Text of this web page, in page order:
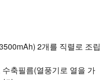
2개를 직렬로 조립
축필름(열풍기로 열을 가